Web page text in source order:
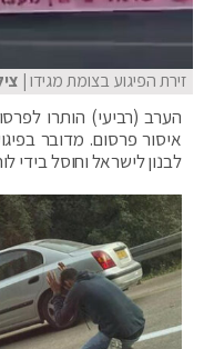
זירת הפיגוע בצומת מגידו|
הערב (רביעי) הותרו
איסור פרסום. מדובר
לבנון לישראל וחוסל